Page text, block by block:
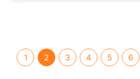
1 2 (current)
3 4 5 6